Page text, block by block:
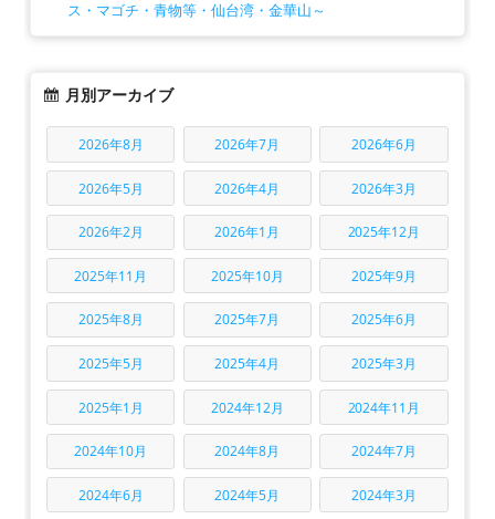
ス・マゴチ・青物等・仙台湾・金華山～
月別アーカイブ
2026年8月 2026年7月 2026年6月
2026年5月 2026年4月 2026年3月
2026年2月 2026年1月 2025年12月
2025年11月 2025年10月 2025年9月
2025年8月 2025年7月 2025年6月
2025年5月 2025年4月 2025年3月
2025年1月 2024年12月 2024年11月
2024年10月 2024年8月 2024年7月
2024年6月 2024年5月 2024年3月